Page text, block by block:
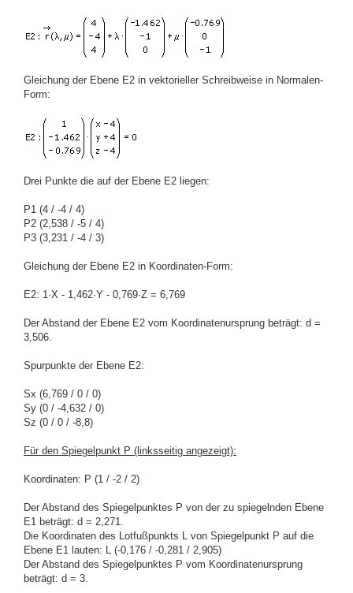
Gleichung der Ebene E2 in vektorieller Schreibweise in Normalen-
Form:
Drei Punkte die auf der Ebene E2 liegen:
P1 (4 / -4 / 4)
P2 (2,538 / -5 / 4)
P3 (3,231 / -4 / 3)
Gleichung der Ebene E2 in Koordinaten-Form:
E2: 1·X - 1,462·Y - 0,769·Z = 6,769
Der Abstand der Ebene E2 vom Koordinatenursprung beträgt: d =
3,506.
Spurpunkte der Ebene E2:
Sx (6,769 / 0 / 0)
Sy (0 / -4,632 / 0)
Sz (0 / 0 / -8,8)
Für den Spiegelpunkt P (linksseitig angezeigt):
Koordinaten: P (1 / -2 / 2)
Der Abstand des Spiegelpunktes P von der zu spiegelnden Ebene
E1 beträgt: d = 2,271.
Die Koordinaten des Lotfußpunkts L von Spiegelpunkt P auf die
Ebene E1 lauten: L (-0,176 / -0,281 / 2,905)
Der Abstand des Spiegelpunktes P vom Koordinatenursprung
beträgt: d = 3.